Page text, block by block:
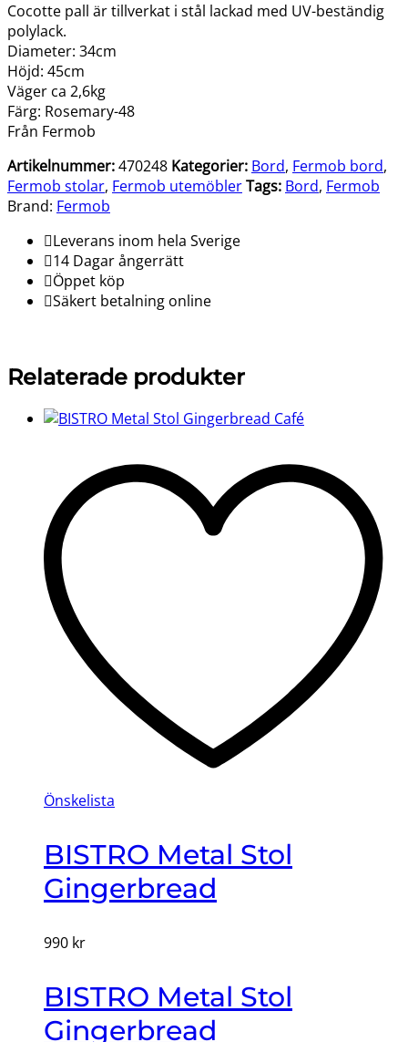
Cocotte pall är tillverkat i stål lackad med UV-beständig
polylack.
Diameter: 34cm
Höjd: 45cm
Väger ca 2,6kg
Färg: Rosemary-48
Från Fermob
Artikelnummer:470248 Kategorier: Bord, Fermob bord,
Fermob stolar, Fermob utemöblerTags: Bord, Fermob
Brand: Fermob
Leverans inom hela Sverige
14 Dagar ångerrätt
Öppet köp
Säkert betalning online
Relaterade produkter
Önskelista
BISTRO Metal Stol
Gingerbread
990 kr
BISTRO Metal Stol
Gingerbread